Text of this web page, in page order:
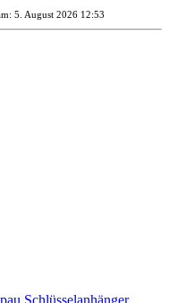
5. August 2026 12:53